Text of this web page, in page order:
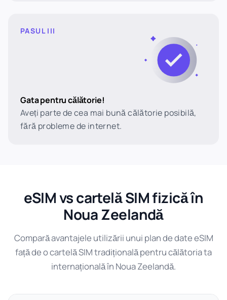
PASUL III
Gata pentru călătorie!
Aveți parte de cea mai bună călătorie posibilă,
fără probleme de internet.
eSIM vs cartelă SIM fizică în
Noua Zeelandă
Compară avantajele utilizării unui plan de date eSIM
față de o cartelă SIM tradițională pentru călătoria ta
internațională în Noua Zeelandă.